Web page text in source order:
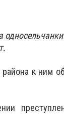
к ним